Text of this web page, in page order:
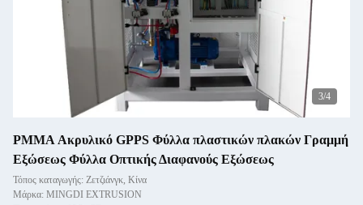
3/4
PMMA Ακρυλικό GPPS Φύλλα πλαστικών πλακών Γραμμή
Εξώσεως Φύλλα Οπτικής Διαφανούς Εξώσεως
Τόπος καταγωγής: Ζετζιάνγκ, Κίνα
Μάρκα: MINGDI EXTRUSION